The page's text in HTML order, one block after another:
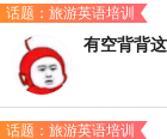
话题：旅游英语培训
有空背背
话题：旅游英语培训